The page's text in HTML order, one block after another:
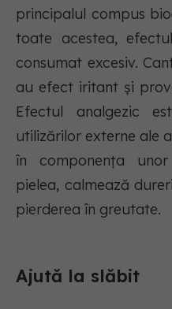
principalul compus
toate acestea,
consumat excesiv.
au efect iritant și
Efectul analgezic
utilizărilor externe ale
în componența
pielea, calmează
pierderea în greutate.
Ajută la slăbit